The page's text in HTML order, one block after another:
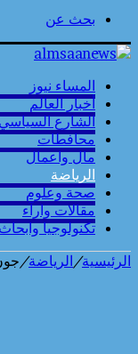
بحث عن
المساء نيوز
أخبار العالم
الشارع
محافطات
مال واعمال
الرياضة
صحة وعلوم
مقالات وارآء
تكنولوجيا
الرئيسية/الرياضة/